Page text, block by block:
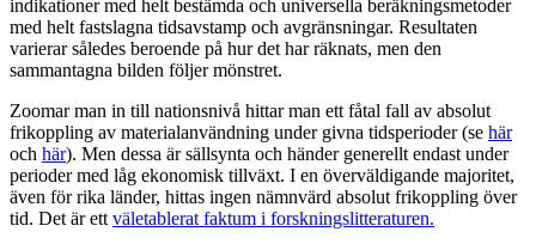
indikationer med helt bestämda och universella beräkningsmetoder
med helt fastslagna tidsavstamp och avgränsningar. Resultaten
varierar således beroende på hur det har räknats, men den
sammantagna bilden följer mönstret.
Zoomar man in till nationsnivå hittar man ett fåtal fall av absolut
frikoppling av materialanvändning under givna tidsperioder (se här
och här). Men dessa är sällsynta och händer generellt endast under
perioder med låg ekonomisk tillväxt. I en överväldigande majoritet,
även för rika länder, hittas ingen nämnvärd absolut frikoppling över
tid. Det är ett väletablerat faktum i forskningslitteraturen.